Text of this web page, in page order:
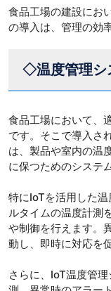
食品工場の建設にお
の導入は、管理の効
◇温度管理シ
食品工場において、
です。そこで導入さ
は、製品や室内の温
に保つためのシステ
特にIoTを活用した
ルタイムの温度計測
や制御を行えます。
動し、即時に対応を
さらに、IoT温度管